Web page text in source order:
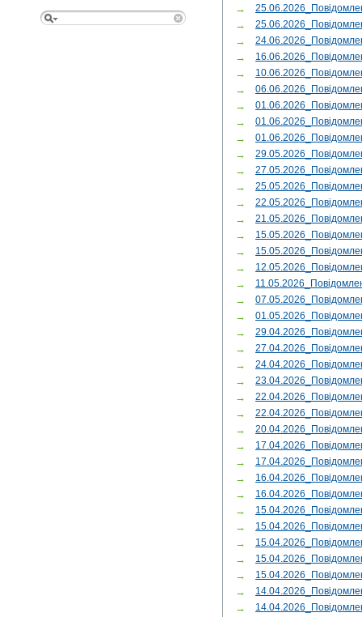
→
→
→
→
→
→
→
→
→
→
→
→
→
→
→
→
→
→
→
→
→
→
→
→
→
→
→
→
→
→
→
→
→
→
→
→
→
→